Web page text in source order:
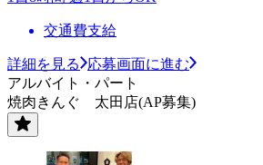
交通費支給
詳細を見る
応募画面に進む
アルバイト・パート
焼肉きんぐ 太田店(AP募集)